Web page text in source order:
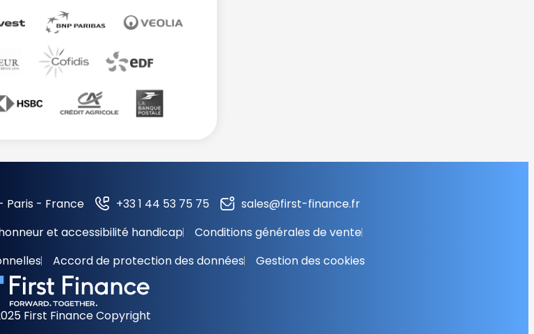
Paris - France +33 1 44 53 75 75
sales@first-finance.fr
et accessibilité handicap
Conditions générales de vente
Accord de protection des données Gestion des cookies
First Finance Copyright